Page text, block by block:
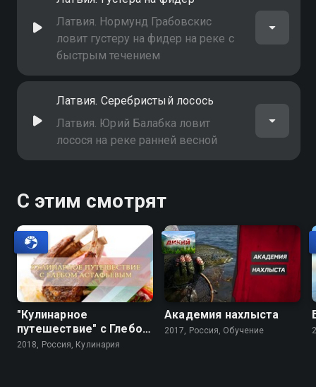
Латвия. Нормунд Грабовскис
ловит густеру на фидер на реке с
быстрым течением
Латвия. Серебристый лосось
Латвия. Юрий Балабка ловит
лосося на реке ранней весной
С этим смотрят
"Кулинарное
путешествие" с Глебом
Астафьевым
2018, Россия, Кулинария
Академия нахлыста
2017, Россия, Обучение